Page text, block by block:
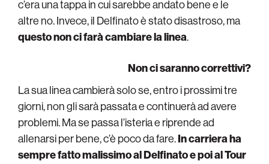
c’era una tappa in cui sarebbe andato bene e le
altre no. Invece, il Delfinato è stato disastroso, ma
questo non ci farà cambiare la linea.
Non ci saranno correttivi?
La sua linea cambierà solo se, entro i prossimi tre
giorni, non gli sarà passata e continuerà ad avere
problemi. Ma se passa l’isteria e riprende ad
allenarsi per bene, c’è poco da fare.In carriera ha
sempre fatto malissimo al Delfinato e poi al Tour